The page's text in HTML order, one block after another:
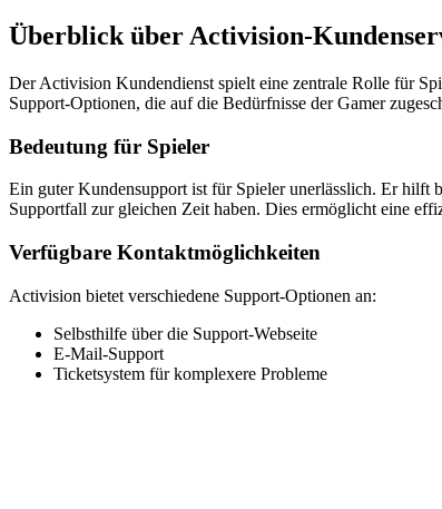
Überblick über Activision-
Der Activision Kundendienst spielt eine zentrale Rolle für
Support-Optionen, die auf die Bedürfnisse der Gamer
Bedeutung für Spieler
Ein guter Kundensupport ist für Spieler unerlässlich. Er hilft
Supportfall zur gleichen Zeit haben. Dies ermöglicht eine
Verfügbare Kontaktmöglichkeiten
Activision bietet verschiedene Support-Optionen an:
Selbsthilfe über die Support-Webseite
E-Mail-Support
Ticketsystem für komplexere Probleme